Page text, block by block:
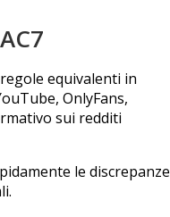
equivalenti in
OnlyFans,
sui redditi
le discrepanze